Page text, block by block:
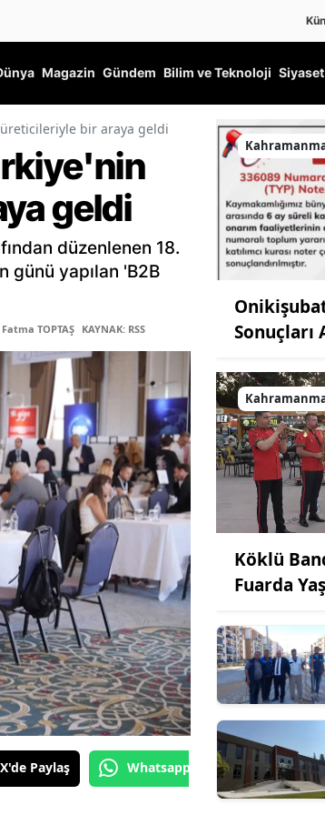
Magazin Gündem Bilim ve Teknoloji Siyaset
bir araya geldi
geldi
düzenlenen 18.
günü yapılan 'B2B
Fatma TOPTAŞ KAYNAK: RSS
X'de Paylaş Whatsapp'tan Gönder
Sonuçları
Köklü
Fuarda